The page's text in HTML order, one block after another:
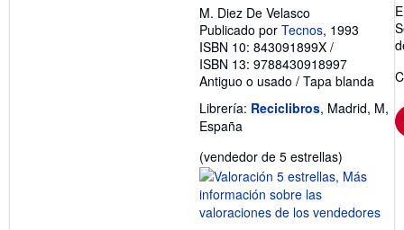
M. Diez De Velasco
Publicado por Tecnos, 1993
ISBN 10: 843091899X /
ISBN 13: 9788430918997
Antiguo o usado / Tapa blanda
Librería: Reciclibros, Madrid, M,
España
(vendedor de 5 estrellas)
del
5